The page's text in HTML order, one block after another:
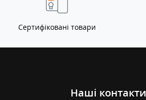
Сертифіковані товари
Наші контакти